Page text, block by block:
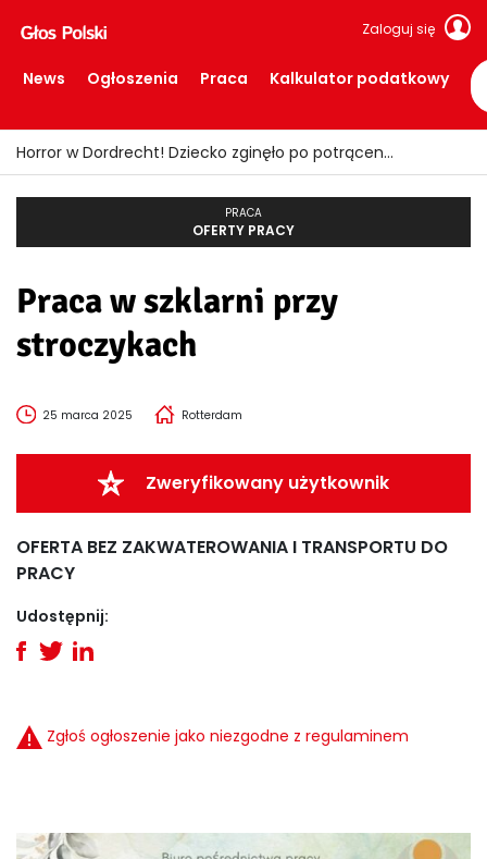
Zaloguj się
News Ogłoszenia Praca Kalkulator podatkowy
Horror w Dordrecht! Dziecko zginęło po potrąceniu przez busa
PRACA
OFERTY PRACY
Praca w szklarni przy
stroczykach
25 marca 2025 Rotterdam
Zweryfikowany użytkownik
OFERTA BEZ ZAKWATEROWANIA I TRANSPORTU DO
PRACY
Udostępnij:
Zgłoś ogłoszenie jako niezgodne z regulaminem